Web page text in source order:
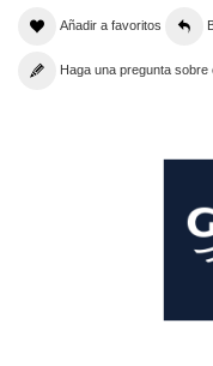
Añadir a favoritos
Haga una pregunta sobre